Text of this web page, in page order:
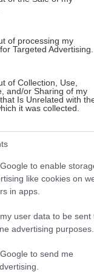
of processing my
Targeted Advertising.
of Collection, Use,
and/or Sharing of my
Is Unrelated with
it was collected.
to enable
like cookies on
in apps.
user data to be sent
advertising purposes.
to send me
αυτοί είναι οι